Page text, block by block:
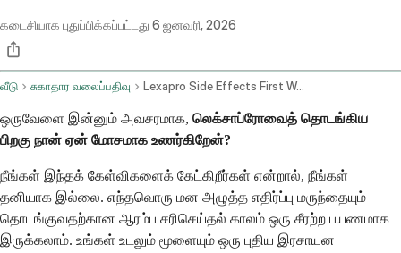
கடைசியாக புதுப்பிக்கப்பட்டது 6 ஜனவரி, 2026
வீடு சுகாதார வலைப்பதிவு Lexapro Side Effects First Week
ஒருவேளை இன்னும் அவசரமாக, லெக்சாப்ரோவைத் தொடங்கிய
பிறகு நான் ஏன் மோசமாக உணர்கிறேன்?
நீங்கள் இந்தக் கேள்விகளைக் கேட்கிறீர்கள் என்றால், நீங்கள்
தனியாக இல்லை. எந்தவொரு மன அழுத்த எதிர்ப்பு மருந்தையும்
தொடங்குவதற்கான ஆரம்ப சரிசெய்தல் காலம் ஒரு சீரற்ற பயணமாக
இருக்கலாம். உங்கள் உடலும் மூளையும் ஒரு புதிய இரசாயன